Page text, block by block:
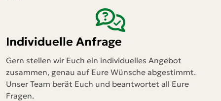
Individuelle Anfrage
Gern stellen wir Euch ein individuelles Angebot
zusammen, genau auf Eure Wünsche abgestimmt.
Unser Team berät Euch und beantwortet all Eure
Fragen.